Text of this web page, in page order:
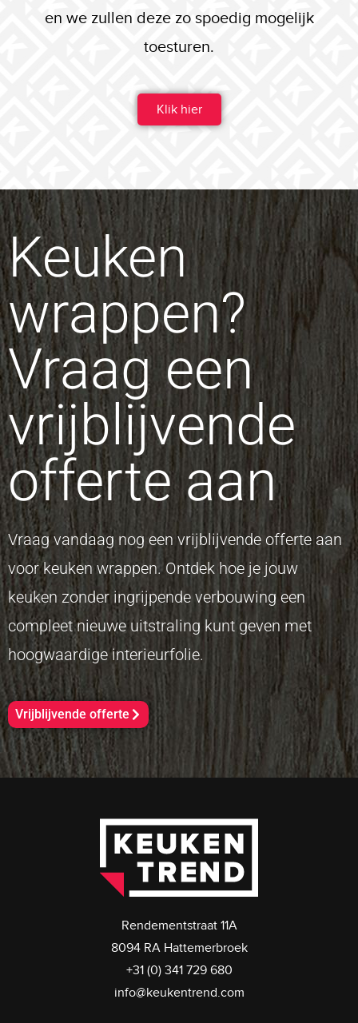
en we zullen deze zo spoedig mogelijk
toesturen.
Klik hier
Keuken
wrappen?
Vraag een
vrijblijvende
offerte aan
Vraag vandaag nog een vrijblijvende offerte aan
voor keuken wrappen. Ontdek hoe je jouw
keuken zonder ingrijpende verbouwing een
compleet nieuwe uitstraling kunt geven met
hoogwaardige interieurfolie.
Vrijblijvende offerte
Rendementstraat 11A
8094 RA Hattemerbroek
+31 (0) 341 729 680
info@keukentrend.com